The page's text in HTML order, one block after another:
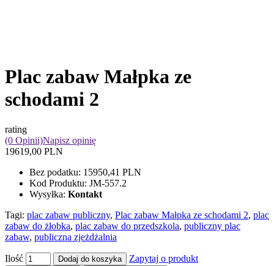
Plac zabaw Małpka ze
schodami 2
rating
(0 Opinii)Napisz opinię
19619,00 PLN
Bez podatku: 15950,41 PLN
Kod Produktu: JM-557.2
Wysyłka: Kontakt
Tagi: plac zabaw publiczny, Plac zabaw Małpka ze schodami 2, plac
zabaw do żłobka, plac zabaw do przedszkola, publiczny plac
zabaw, publiczna zjeżdżalnia
Ilość Dodaj do koszyka Zapytaj o produkt